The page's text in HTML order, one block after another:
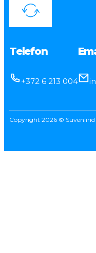
Telefon
+372 6 213 004
Copyright 2026 © Suveniirid